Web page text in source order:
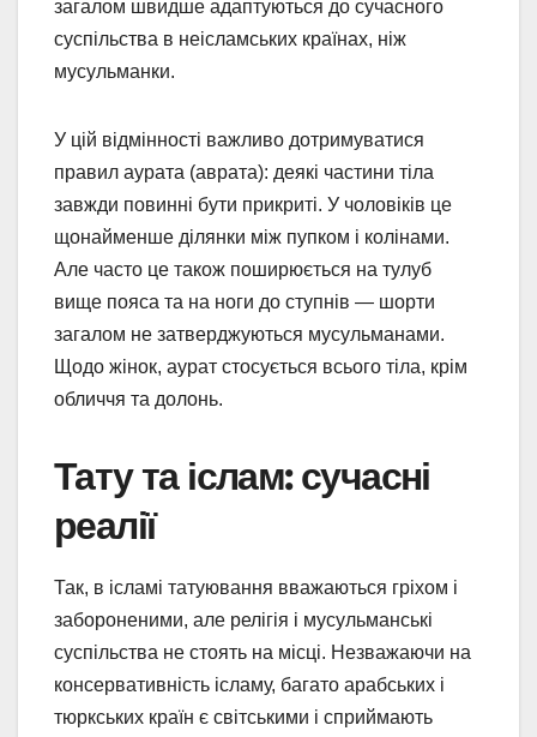
загалом швидше адаптуються до сучасного
суспільства в неісламських країнах, ніж
мусульманки.
У цій відмінності важливо дотримуватися
правил аурата (аврата): деякі частини тіла
завжди повинні бути прикриті. У чоловіків це
щонайменше ділянки між пупком і колінами.
Але часто це також поширюється на тулуб
вище пояса та на ноги до ступнів — шорти
загалом не затверджуються мусульманами.
Щодо жінок, аурат стосується всього тіла, крім
обличчя та долонь.
Тату та іслам: сучасні
реалії
Так, в ісламі татуювання вважаються гріхом і
забороненими, але релігія і мусульманські
суспільства не стоять на місці. Незважаючи на
консервативність ісламу, багато арабських і
тюркських країн є світськими і сприймають